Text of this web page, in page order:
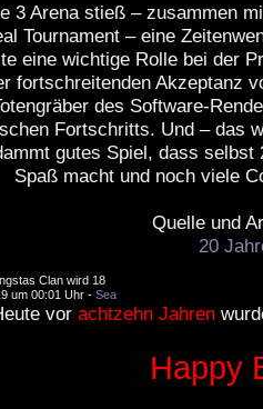
3 Arena stieß – zusammen
Tournament – eine
eine wichtige Rolle bei der
fortschreitenden Akzeptanz
des Software-
Fortschritts. Und – das
gutes Spiel, dass
Spaß macht und noch viele
Quelle und
20
Clan wird 18
um 00:01 Uhr - Sea
vor achtzehn Jahren
Happy